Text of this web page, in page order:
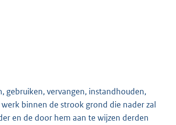
gebruiken, vervangen, instandhouden,
binnen de strook grond die nader zal
en de door hem aan te wijzen derden